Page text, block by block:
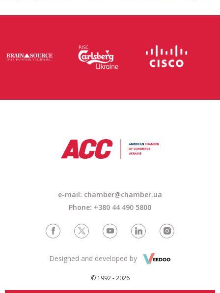
e-mail: chamber@chamber.ua
Phone: +380 44 490 5800
© 1992 - 2026
Designed and developed by